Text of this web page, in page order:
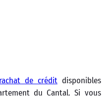
rachat de créditdisponibles
du Cantal. Si vous